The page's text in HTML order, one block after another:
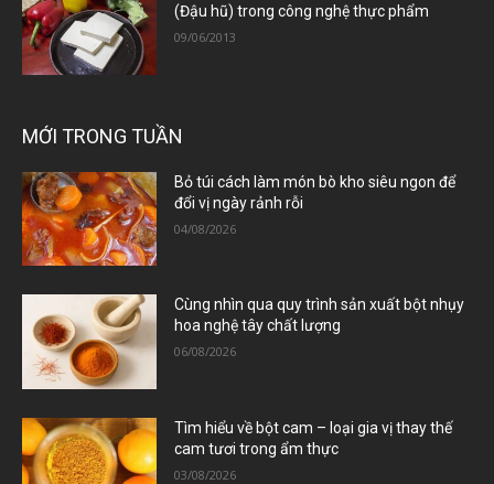
(Đậu hũ) trong công nghệ thực phẩm
09/06/2013
MỚI TRONG TUẦN
Bỏ túi cách làm món bò kho siêu ngon để
đổi vị ngày rảnh rỗi
04/08/2026
Cùng nhìn qua quy trình sản xuất bột nhụy
hoa nghệ tây chất lượng
06/08/2026
Tìm hiểu về bột cam – loại gia vị thay thế
cam tươi trong ẩm thực
03/08/2026